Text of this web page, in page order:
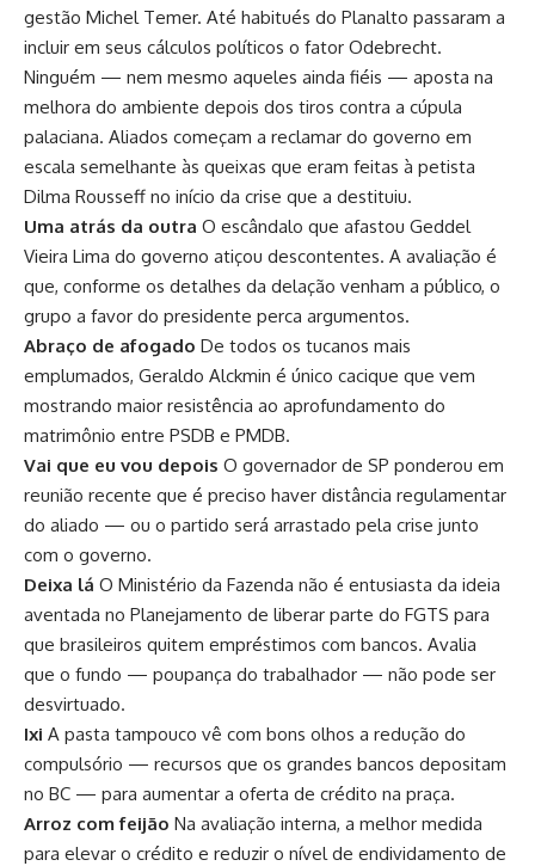
gestão Michel Temer. Até habitués do Planalto passaram a
incluir em seus cálculos políticos o fator Odebrecht.
Ninguém — nem mesmo aqueles ainda fiéis — aposta na
melhora do ambiente depois dos tiros contra a cúpula
palaciana. Aliados começam a reclamar do governo em
escala semelhante às queixas que eram feitas à petista
Dilma Rousseff no início da crise que a destituiu.
Uma atrás da outra O escândalo que afastou Geddel
Vieira Lima do governo atiçou descontentes. A avaliação é
que, conforme os detalhes da delação venham a público, o
grupo a favor do presidente perca argumentos.
Abraço de afogado De todos os tucanos mais
emplumados, Geraldo Alckmin é único cacique que vem
mostrando maior resistência ao aprofundamento do
matrimônio entre PSDB e PMDB.
Vai que eu vou depois O governador de SP ponderou em
reunião recente que é preciso haver distância regulamentar
do aliado — ou o partido será arrastado pela crise junto
com o governo.
Deixa lá O Ministério da Fazenda não é entusiasta da ideia
aventada no Planejamento de liberar parte do FGTS para
que brasileiros quitem empréstimos com bancos. Avalia
que o fundo — poupança do trabalhador — não pode ser
desvirtuado.
Ixi A pasta tampouco vê com bons olhos a redução do
compulsório — recursos que os grandes bancos depositam
no BC — para aumentar a oferta de crédito na praça.
Arroz com feijão Na avaliação interna, a melhor medida
para elevar o crédito e reduzir o nível de endividamento de